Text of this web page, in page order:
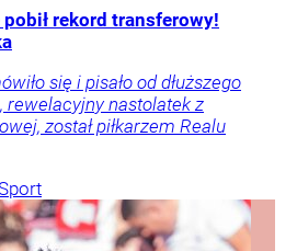
pobił rekord transferowy!
się i pisało od dłuższego
rewelacyjny nastolatek z
został piłkarzem Realu